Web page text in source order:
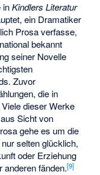
inKindlers Literatur
ein Dramatiker
Prosa verfasse,
bekannt
seiner Novelle
Zuvor
die in
dieser Werke
Sicht von
gehe es um die
selten glücklich,
oder Erziehung
anderen fänden.[9]